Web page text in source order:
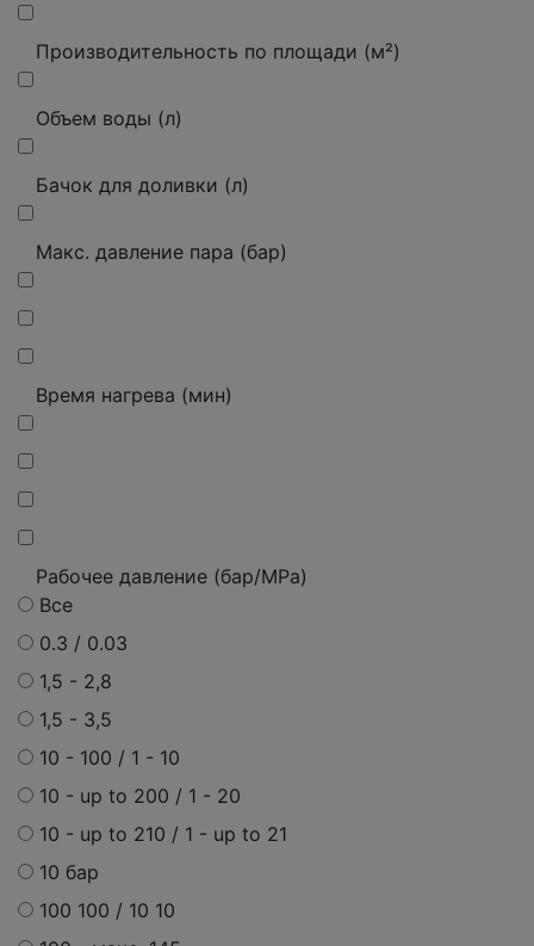
Производительность по площади (м²)
Объем воды (л)
Бачок для доливки (л)
Макс. давление пара (бар)
Время нагрева (мин)
Рабочее давление (бар/MPa)
Все
0.3 / 0.03
1,5 - 2,8
1,5 - 3,5
10 - 100 / 1 - 10
10 - up to 200 / 1 - 20
10 - up to 210 / 1 - up to 21
10 бар
100 100 / 10 10